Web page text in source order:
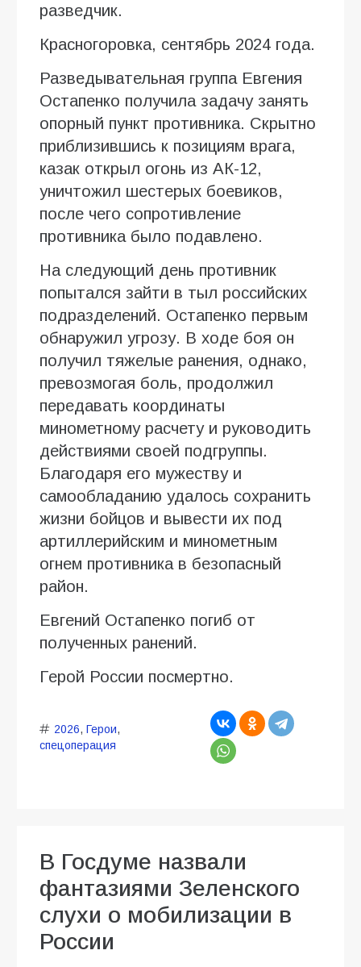
разведчик.
Красногоровка, сентябрь 2024 года.
Разведывательная группа Евгения
Остапенко получила задачу занять
опорный пункт противника. Скрытно
приблизившись к позициям врага,
казак открыл огонь из АК-12,
уничтожил шестерых боевиков,
после чего сопротивление
противника было подавлено.
На следующий день противник
попытался зайти в тыл российских
подразделений. Остапенко первым
обнаружил угрозу. В ходе боя он
получил тяжелые ранения, однако,
превозмогая боль, продолжил
передавать координаты
минометному расчету и руководить
действиями своей подгруппы.
Благодаря его мужеству и
самообладанию удалось сохранить
жизни бойцов и вывести их под
артиллерийским и минометным
огнем противника в безопасный
район.
Евгений Остапенко погиб от
полученных ранений.
Герой России посмертно.
2026, Герои,
спецоперация
В Госдуме назвали
фантазиями Зеленского
слухи о мобилизации в
России